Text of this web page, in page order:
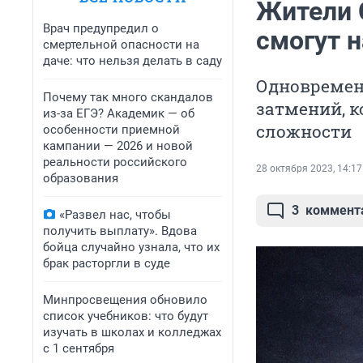
Врач предупредил о
смертельной опасности на
даче: что нельзя делать в саду
Почему так много скандалов
из-за ЕГЭ? Академик — об
особенности приемной
кампании — 2026 и новой
реальности российского
образования
«Развел нас, чтобы
получить выплату». Вдова
бойца случайно узнала, что их
брак расторгли в суде
Минпросвещения обновило
список учебников: что будут
изучать в школах и колледжах
с 1 сентября
Жители
смогут
затмений,
сложности
28 октября 2023, 14:17
3